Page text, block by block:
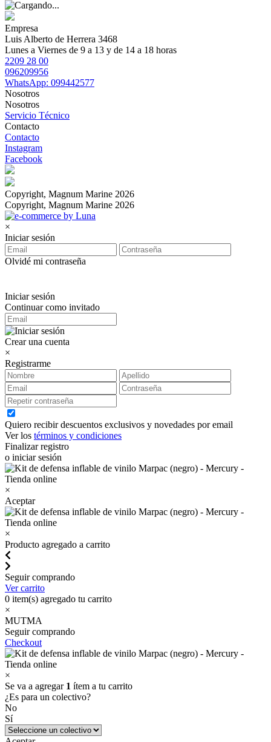
Empresa
Luis Alberto de Herrera 3468
Lunes a Viernes de 9 a 13 y de 14 a 18 horas
2209 28 00
096209956
WhatsApp: 099442577
Nosotros
Nosotros
Servicio Técnico
Contacto
Contacto
Instagram
Facebook
Copyright, Magnum Marine 2026
Copyright, Magnum Marine 2026
×
Iniciar sesión
Olvidé mi contraseña
Iniciar sesión
Continuar como invitado
Crear una cuenta
×
Registrarme
Quiero recibir descuentos exclusivos y novedades por email
Ver los términos y condiciones
Finalizar registro
o iniciar sesión
×
Aceptar
×
Producto agregado a carrito
Seguir comprando
Ver carrito
0 item(s) agregado tu carrito
×
MUTMA
Seguir comprando
Checkout
×
Se va a agregar 1 ítem a tu carrito
¿Es para un colectivo?
No
Sí